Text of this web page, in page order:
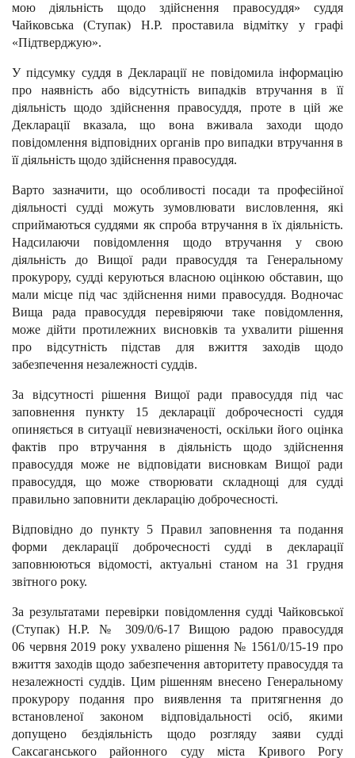
мою діяльність щодо здійснення правосуддя» суддя
Чайковська (Ступак) Н.Р. проставила відмітку у графі
«Підтверджую».
У підсумку суддя в Декларації не повідомила інформацію
про наявність або відсутність випадків втручання в її
діяльність щодо здійснення правосуддя, проте в цій же
Декларації вказала, що вона вживала заходи щодо
повідомлення відповідних органів про випадки втручання в
її діяльність щодо здійснення правосуддя.
Варто зазначити, що особливості посади та професійної
діяльності судді можуть зумовлювати висловлення, які
сприймаються суддями як спроба втручання в їх діяльність.
Надсилаючи повідомлення щодо втручання у свою
діяльність до Вищої ради правосуддя та Генеральному
прокурору, судді керуються власною оцінкою обставин, що
мали місце під час здійснення ними правосуддя. Водночас
Вища рада правосуддя перевіряючи таке повідомлення,
може дійти протилежних висновків та ухвалити рішення
про відсутність підстав для вжиття заходів щодо
забезпечення незалежності суддів.
За відсутності рішення Вищої ради правосуддя під час
заповнення пункту 15 декларації доброчесності суддя
опиняється в ситуації невизначеності, оскільки його оцінка
фактів про втручання в діяльність щодо здійснення
правосуддя може не відповідати висновкам Вищої ради
правосуддя, що може створювати складнощі для судді
правильно заповнити декларацію доброчесності.
Відповідно до пункту 5 Правил заповнення та подання
форми декларації доброчесності судді в декларації
заповнюються відомості, актуальні станом на 31 грудня
звітного року.
За результатами перевірки повідомлення судді Чайковської
(Ступак) Н.Р. № 309/0/6-17 Вищою радою правосуддя
06 червня 2019 року ухвалено рішення № 1561/0/15-19 про
вжиття заходів щодо забезпечення авторитету правосуддя та
незалежності суддів. Цим рішенням внесено Генеральному
прокурору подання про виявлення та притягнення до
встановленої законом відповідальності осіб, якими
допущено бездіяльність щодо розгляду заяви судді
Саксаганського районного суду міста Кривого Рогу